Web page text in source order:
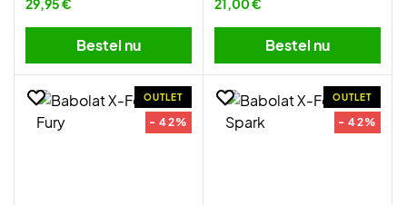
29,95 €
Bestel nu
21,00 €
Bestel nu
OUTLET
- 42%
OUTLET
- 42%